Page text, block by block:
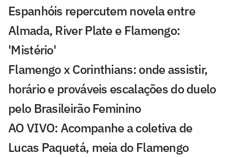
Espanhóis repercutem novela entre
Almada, River Plate e Flamengo:
'Mistério'
Flamengo x Corinthians: onde assistir,
horário e prováveis escalações do duelo
pelo Brasileirão Feminino
AO VIVO: Acompanhe a coletiva de
Lucas Paquetá, meia do Flamengo